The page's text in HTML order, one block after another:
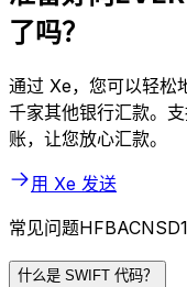
了吗？
通过 Xe，您可以轻松
千家其他银行汇款。
账，让您放心汇款。
用 Xe 发送
常见问题
什么是 SWIFT 代码？